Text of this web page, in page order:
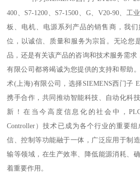
400、S7-1200、S7-1500、G、V20-90、工
板、电机、电源系列产品的销售商，我
位，以诚信、质量和服务为宗旨。无论您
品，还是有关该产品的咨询和技术服务需
有限公司都将竭诚为您提供的支持和帮助
术(上海)有限公司，选择SIEMENS西门子
携手合作，共同推动智能科技、自动化科
新！在当今高度信息化的社会中，PLC
Controller）技术已成为各个行业的重要
信、控制等功能融于一体，广泛应用于制
输等领域，在生产效率、降低能源消耗、
着重要作用。